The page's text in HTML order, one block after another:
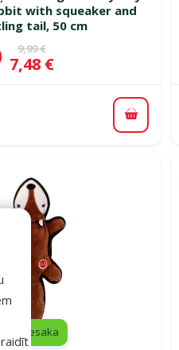
with squeaker and
tail, 50 cm
Oriģinālā cena
9,99 €
Cena
7,48 €
iesaka